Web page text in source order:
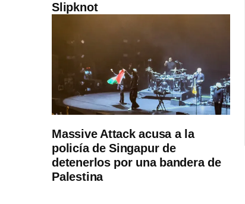
Slipknot
Massive Attack acusa a la
policía de Singapur de
detenerlos por una bandera de
Palestina